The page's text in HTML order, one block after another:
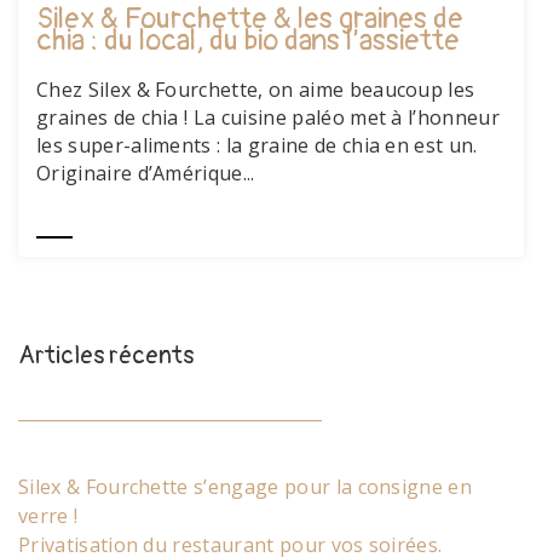
Silex & Fourchette & les graines de
chia : du local, du bio dans l’assiette
Chez Silex & Fourchette, on aime beaucoup les
graines de chia ! La cuisine paléo met à l’honneur
les super-aliments : la graine de chia en est un.
Originaire d’Amérique...
Articles récents
Silex & Fourchette s’engage pour la consigne en
verre !
Privatisation du restaurant pour vos soirées.